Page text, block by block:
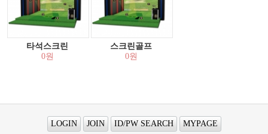
타석스크린
0원
스크린골프
0원
LOGIN JOIN ID/PW SEARCH MYPAGE